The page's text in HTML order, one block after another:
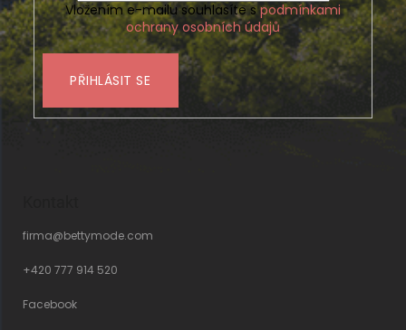
Vložením e-mailu souhlasíte spodmínkami
ochrany osobních údajů
PŘIHLÁSIT SE
firma@bettymode.com
+420 777 914 520
Facebook